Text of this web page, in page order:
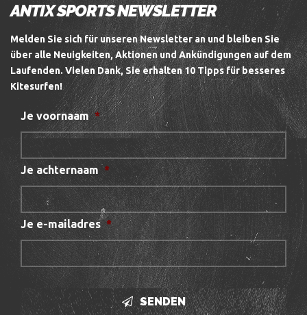
ANTIX SPORTS NEWSLETTER
Melden Sie sich für unseren Newsletter an und bleiben Sie
über alle Neuigkeiten, Aktionen und Ankündigungen auf dem
Laufenden. Vielen Dank, Sie erhalten 10 Tipps für besseres
Kitesurfen!
Je voornaam *
Je achternaam *
Je e-mailadres *
SENDEN